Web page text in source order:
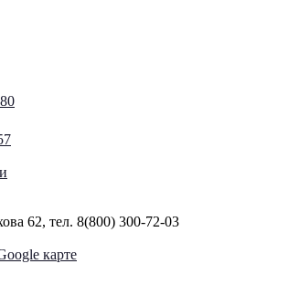
62, тел. 8(800) 300-72-03
карте